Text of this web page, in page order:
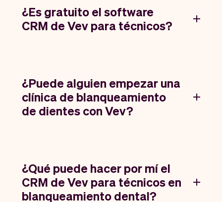
¿Es gratuito el software
CRM de Vev para técnicos?
¿Puede alguien empezar una
clínica de blanqueamiento
de dientes con Vev?
¿Qué puede hacer por mí el
CRM de Vev para técnicos en
blanqueamiento dental?